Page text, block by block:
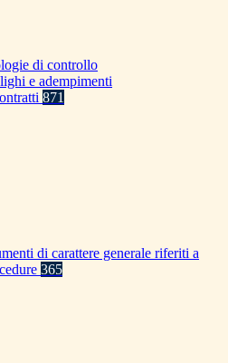
di controllo
e adempimenti
871
di carattere generale riferiti a
365